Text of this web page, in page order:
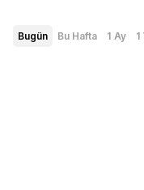
Bugün Bu Hafta 1 Ay 1